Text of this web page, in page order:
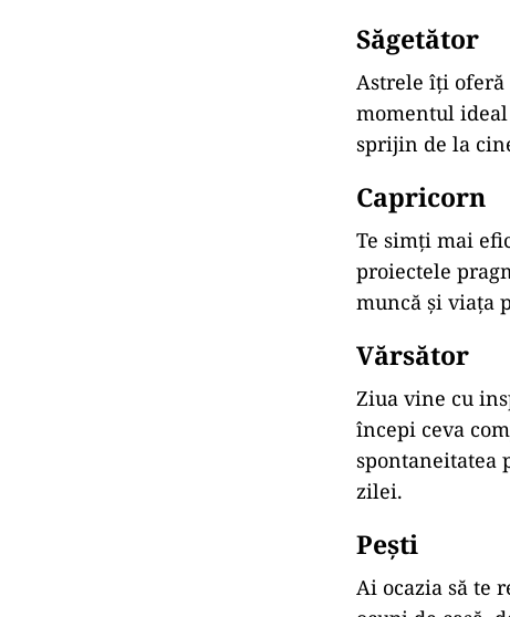
Săgetător
Astrele îți oferă
momentul ideal
sprijin de la
Capricorn
Te simți mai
proiectele
muncă și viața
Vărsător
Ziua vine cu
începi ceva
spontaneitatea
zilei.
Pești
Ai ocazia să te